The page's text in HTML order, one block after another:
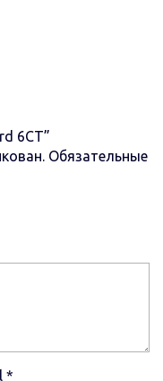
6СТ”
Обязательные
*